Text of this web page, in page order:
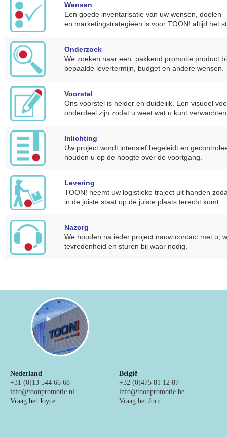
Alle categorieën
Wensen
Een goede inventarisatie van uw wensen, doelen
en marketingstrategieën is voor TOON! altijd het
Onderzoek
We zoeken naar een pakkend promotie product
bepaalde levertermijn, budget en andere wensen.
Voorstel
Ons voorstel is helder en duidelijk. Een visueel
onderdeel zijn zodat u weet wat u kunt
Inlichting
Uw project wordt intensief begeleidt en
houden u op de hoogte over de voortgang.
Levering
TOON! neemt uw logistieke traject uit handen
in de juiste staat op de juiste plaats terecht komt.
Nazorg
We houden na ieder project nauw contact met u,
tevredenheid en sturen bij waar nodig.
Nederland
+31 (0)13 544 66 68
info@toonpromotie.nl
Vraag het Joyce
België
+32 (0)475 81 12 87
info@toonpromotie.be
Vraag het Jorn